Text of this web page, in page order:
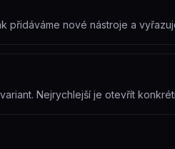
přidáváme nové nástroje a
Nejrychlejší je otevřít